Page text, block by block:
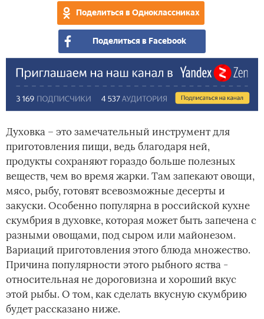
Поделиться в Одноклассниках
Поделиться в Facebook
Духовка – это замечательный инструмент для
приготовления пищи, ведь благодаря ней,
продукты сохраняют гораздо больше полезных
веществ, чем во время жарки. Там запекают овощи,
мясо, рыбу, готовят всевозможные десерты и
закуски. Особенно популярна в российской кухне
скумбрия в духовке, которая может быть запечена с
разными овощами, под сыром или майонезом.
Вариаций приготовления этого блюда множество.
Причина популярности этого рыбного яства -
относительная не дороговизна и хороший вкус
этой рыбы. О том, как сделать вкусную скумбрию
будет рассказано ниже.